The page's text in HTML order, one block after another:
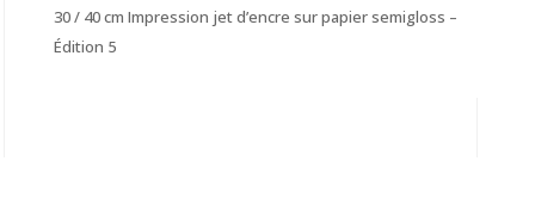
30 / 40 cm Impression jet d’encre sur papier semigloss –
Édition 5